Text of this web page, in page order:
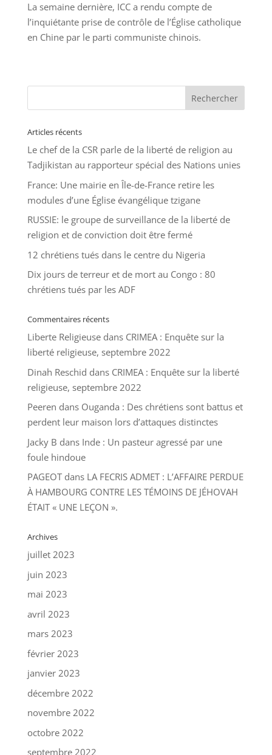
La semaine dernière, ICC a rendu comptede
l’inquiétante prise de contrôle de l’Église catholique
en Chine par le parti communiste chinois.
Articles récents
Le chef de la CSR parle de la liberté de religion au
Tadjikistan au rapporteur spécial des Nations unies
France: Une mairie en Île-de-France retire les
modules d’une Église évangélique tzigane
RUSSIE: le groupe de surveillance de la liberté de
religion et de conviction doit être fermé
12 chrétiens tués dans le centre du Nigeria
Dix jours de terreur et de mort au Congo : 80
chrétiens tués par les ADF
Commentaires récents
Liberte Religieusedans CRIMEA : Enquête sur la
liberté religieuse, septembre 2022
Dinah Reschid dans CRIMEA : Enquête sur la liberté
religieuse, septembre 2022
Peeren dans Ouganda : Des chrétiens sont battus et
perdent leur maison lors d’attaques distinctes
Jacky B dans Inde : Un pasteur agressé par une
foule hindoue
PAGEOTdans LA FECRIS ADMET : L’AFFAIRE PERDUE
À HAMBOURG CONTRE LES TÉMOINS DE JÉHOVAH
ÉTAIT « UNE LEÇON ».
Archives
juillet 2023
juin 2023
mai 2023
avril 2023
mars 2023
février 2023
janvier 2023
décembre 2022
novembre 2022
octobre 2022
septembre 2022